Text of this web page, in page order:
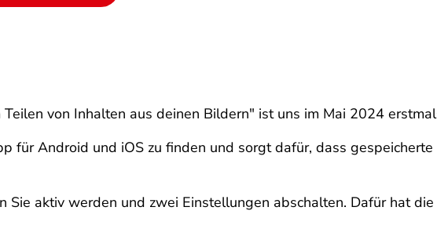
Teilen von Inhalten aus deinen Bildern" ist uns im Mai 2024
für Android und iOS zu finden und sorgt dafür, dass
Sie aktiv werden und zwei Einstellungen abschalten. Dafür hat